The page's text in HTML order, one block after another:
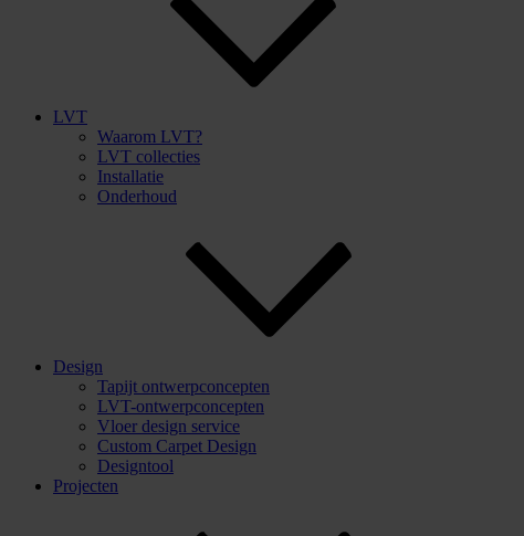
LVT
Waarom LVT?
LVT collecties
Installatie
Onderhoud
Design
Tapijt ontwerpconcepten
LVT-ontwerpconcepten
Vloer design service
Custom Carpet Design
Designtool
Projecten